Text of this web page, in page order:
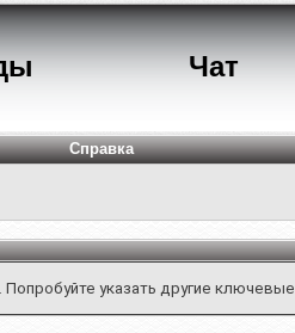
Чат
Справка
Попробуйте указать другие